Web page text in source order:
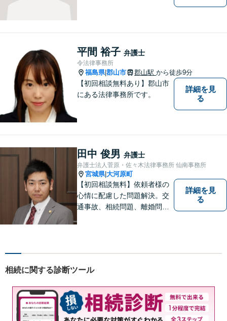
平間 裕子 弁護士
令法律事務所
福島県|郡山市 郡山駅 から徒歩9分
【初回相談無料あり】郡山市
にある法律事務所です。
詳細を見
る
田中 俊男 弁護士
弁護士法人菅原・佐々木法律事務所 仙南事務所
宮城県|大河原町
【初回相談無料】依頼者様の
心情に配慮した問題解決。交
通事故、相続問題、離婚問題
相談ください。【大河原フォ
詳細を見
る
相続に関する診断ツール